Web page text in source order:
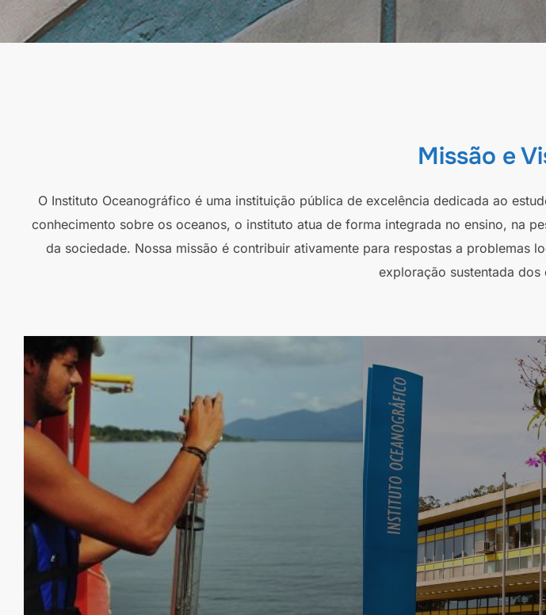
Missão e
O Instituto Oceanográfico é uma instituição pública de excelência dedicada ao
conhecimento sobre os oceanos, o instituto atua de forma integrada no ensino, na
da sociedade. Nossa missão é contribuir ativamente para respostas a problemas
exploração sustentada dos